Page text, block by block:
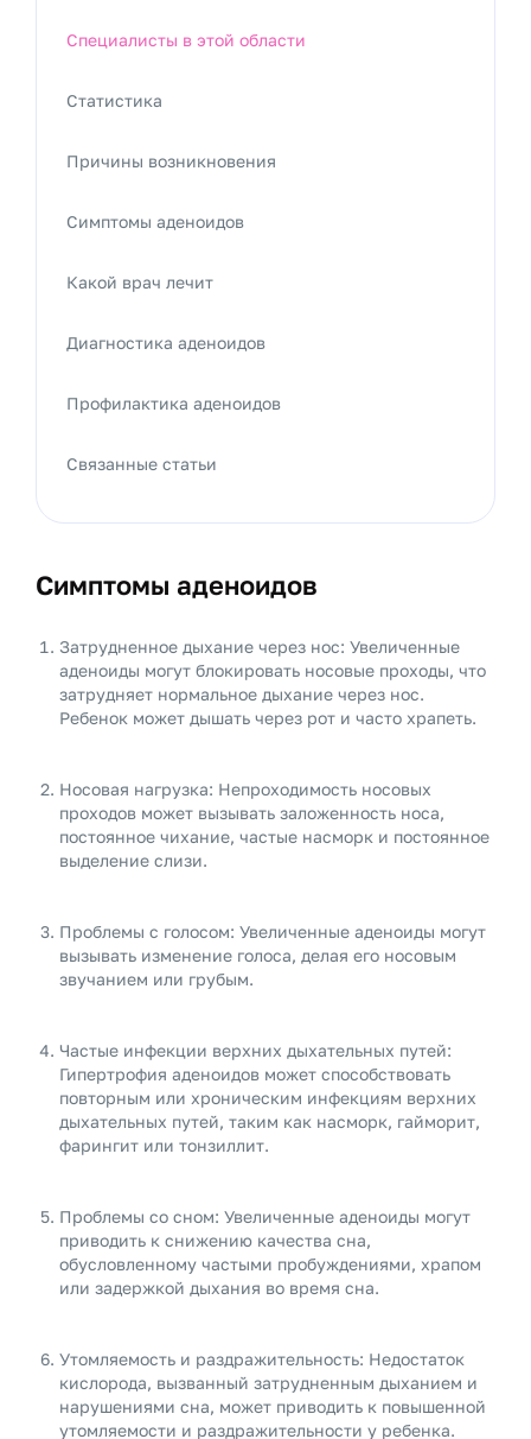
Симптомы аденоидов
Затрудненное дыхание через нос: Увеличенные
аденоиды могут блокировать носовые проходы, что
затрудняет нормальное дыхание через нос.
Ребенок может дышать через рот и часто храпеть.
Носовая нагрузка: Непроходимость носовых
проходов может вызывать заложенность носа,
постоянное чихание, частые насморк и постоянное
выделение слизи.
Проблемы с голосом: Увеличенные аденоиды могут
вызывать изменение голоса, делая его носовым
звучанием или грубым.
Частые инфекции верхних дыхательных путей:
Гипертрофия аденоидов может способствовать
повторным или хроническим инфекциям верхних
дыхательных путей, таким как насморк, гайморит,
фарингит или тонзиллит.
Проблемы со сном: Увеличенные аденоиды могут
приводить к снижению качества сна,
обусловленному частыми пробуждениями, храпом
или задержкой дыхания во время сна.
Утомляемость и раздражительность: Недостаток
кислорода, вызванный затрудненным дыханием и
нарушениями сна, может приводить к повышенной
утомляемости и раздражительности у ребенка.
Специалисты в этой области
Статистика
Причины возникновения
Симптомы аденоидов
Какой врач лечит
Диагностика аденоидов
Профилактика аденоидов
Связанные статьи